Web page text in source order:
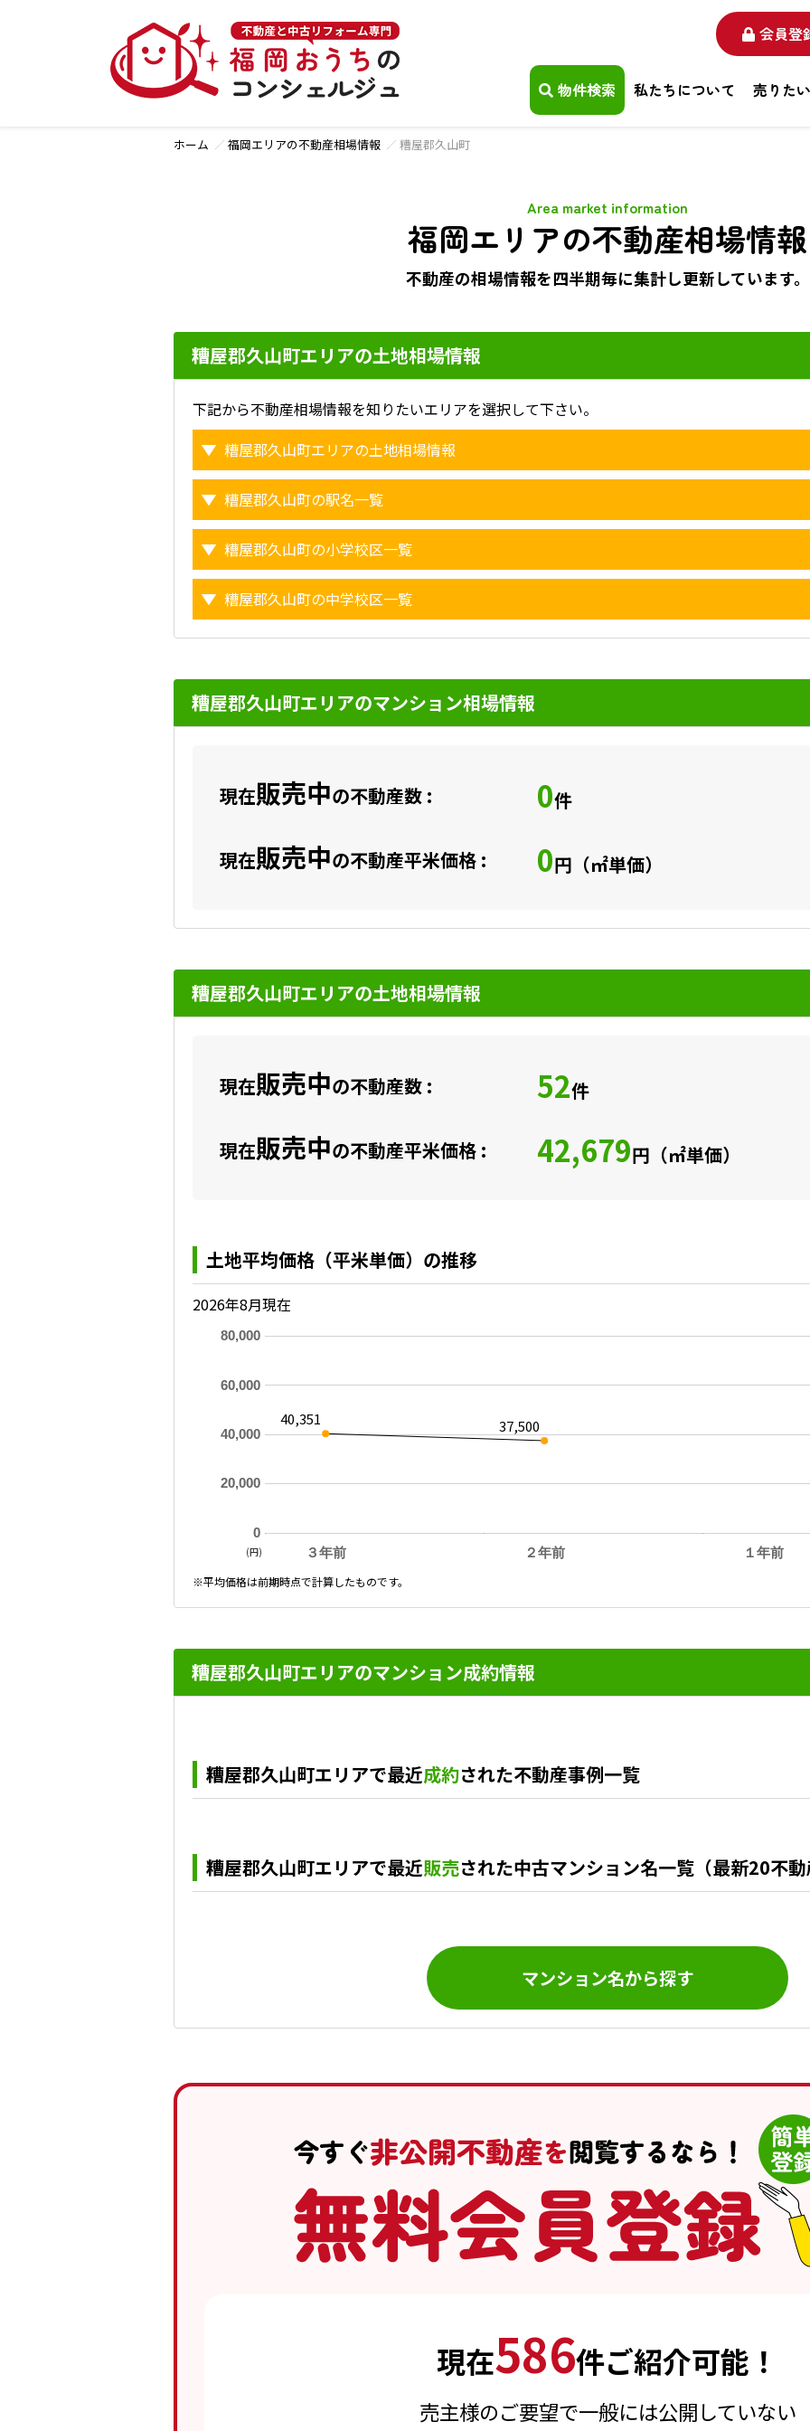
会員登
物件検索 私たちについて 売りたい
ホーム 福岡エリアの不動産相場情報 糟屋郡久山町
福岡エリアの不動産相場情報
Area market information
不動産の相場情報を四半期毎に集計し更新しています。
糟屋郡久山町エリアの土地相場情報
下記から不動産相場情報を知りたいエリアを選択して下さい。
糟屋郡久山町エリアの土地相場情報
糟屋郡久山町の駅名一覧
糟屋郡久山町の小学校区一覧
糟屋郡久山町の中学校区一覧
糟屋郡久山町エリアのマンション相場情報
現在販売中の不動産数 : 0件
現在販売中の不動産平米価格 : 0円（㎡単価）
糟屋郡久山町エリアの土地相場情報
現在販売中の不動産数 : 52件
現在販売中の不動産平米価格 : 42,679円（㎡単価）
土地平均価格（平米単価）の推移
2026年8月現在
３年前 ２年前 １年前
0
20,000
40,000
60,000
80,000
40,351 37,500
(円)
※平均価格は前期時点で計算したものです。
糟屋郡久山町エリアのマンション成約情報
糟屋郡久山町エリアで最近成約された不動産事例一覧
糟屋郡久山町エリアで最近販売された中古マンション名一覧（最新20不
マンション名から探す
現在586件ご紹介可能！
売主様のご要望で一般には公開していない